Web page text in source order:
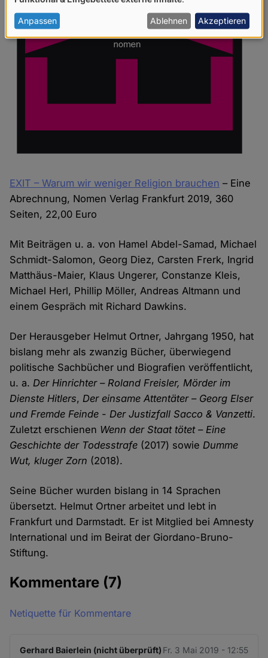
EXIT – Warum wir weniger Religion brauchen – Eine
Abrechnung, Nomen Verlag Frankfurt 2019, 360
Seiten, 22,00 Euro
Mit Beiträgen u. a. von Hamel Abdel-Samad, Michael
Schmidt-Salomon, Georg Diez, Carsten Frerk, Ingrid
Matthäus-Maier, Klaus Ungerer, Constanze Kleis,
Michael Herl, Phillip Möller, Andreas Altmann und
einem Gespräch mit Richard Dawkins.
Der Herausgeber Helmut Ortner, Jahrgang 1950, hat
bislang mehr als zwanzig Bücher, überwiegend
politische Sachbücher und Biografien veröffentlicht,
u. a.Der Hinrichter – Roland Freisler, Mörder im
Dienste Hitlers,Der einsame Attentäter – Georg Elser
und Fremde Feinde -Der Justizfall Sacco & Vanzetti.
Zuletzt erschienen Wenn der Staat tötet – Eine
Geschichte der Todesstrafe (2017) sowieDumme
Wut, kluger Zorn (2018).
Seine Bücher wurden bislang in 14 Sprachen
übersetzt. Helmut Ortner arbeitet und lebt in
Frankfurt und Darmstadt. Er ist Mitglied bei Amnesty
International und im Beirat der Giordano-Bruno-
Stiftung.
Kommentare (7)
Netiquette für Kommentare
Gerhard Baierlein (nicht überprüft) Fr. 3 Mai 2019 - 12:55
von
personenbezogenen
Daten
und
Anpassen Ablehnen Akzeptieren